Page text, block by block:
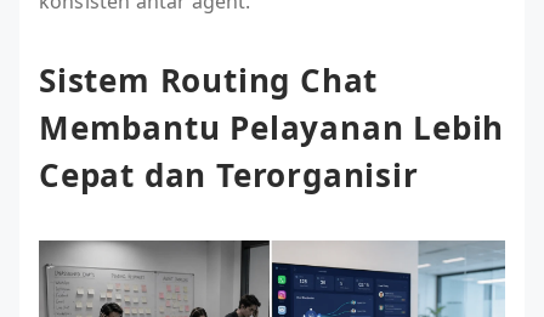
Sistem Routing Chat
Membantu Pelayanan Lebih
Cepat dan Terorganisir